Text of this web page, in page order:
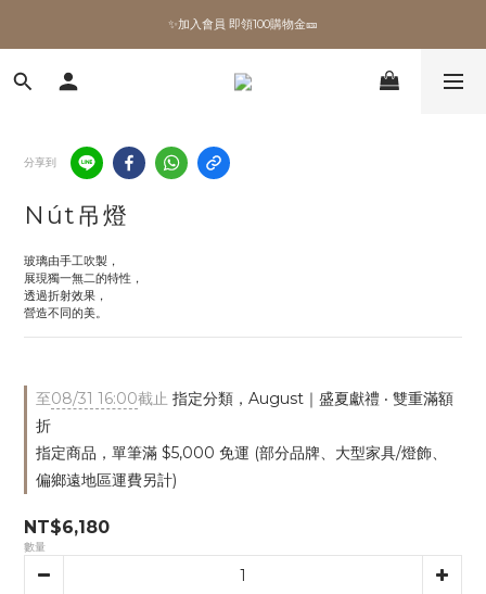
✨加入會員 即領100購物金🎫
✨加入會員 即領100購物金🎫
全館滿額現折🔥
✨加入會員 即領100購物金🎫
分享到
Nút吊燈
玻璃由手工吹製，
展現獨一無二的特性，
透過折射效果，
營造不同的美。
至08/31 16:00截止 指定分類，August｜盛夏獻禮 ‧ 雙重滿額
折
指定商品，單筆滿 $5,000 免運 (部分品牌、大型家具/燈飾、
偏鄉遠地區運費另計)
NT$6,180
數量